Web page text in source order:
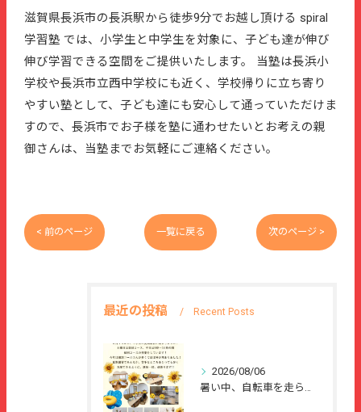
滋賀県長浜市の長浜駅から徒歩9分でお越し頂ける spiral
学習塾 では、小学生と中学生を対象に、子ども達が伸び
伸び学習できる空間をご提供いたします。 当塾は長浜小
学校や長浜市立西中学校にも近く、学校帰りに立ち寄り
やすい塾として、子ども達にも安心して通っていただけま
すので、長浜市でお子様を塾に通わせたいとお考えの親
御さんは、当塾までお気軽にご連絡ください。
< 前のページ 一覧に戻る 次のページ >
最近の投稿 Recent Posts
2026/08/06